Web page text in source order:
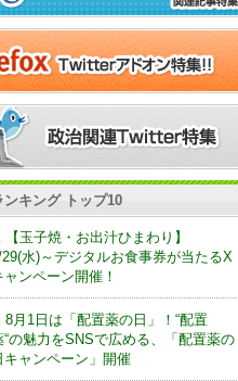
ンキング トップ10
【玉子焼・お出汁ひまわり】
水)～デジタルお食事券が当たるX
ャンペーン開催！
8月1日は「配置薬の日」！“配置
“の魅力をSNSで広める、「配置薬の
キャンペーン」開催